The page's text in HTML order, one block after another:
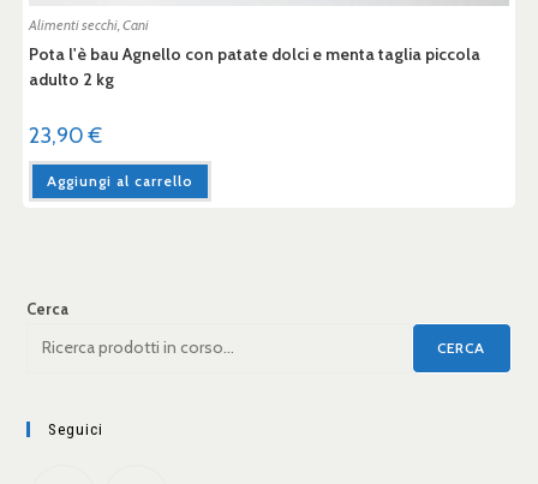
Alimenti secchi,Cani
Pota l'è bau Agnello con patate dolci e menta taglia piccola
adulto 2 kg
23,90€
Aggiungi al carrello
Cerca
CERCA
Seguici